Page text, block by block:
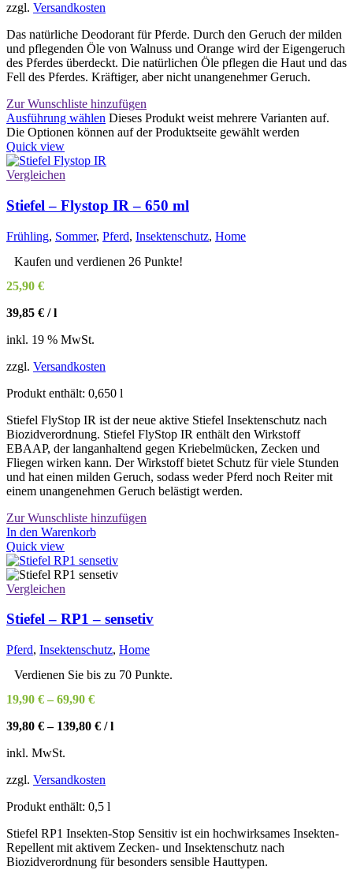
zzgl. Versandkosten
Das natürliche Deodorant für Pferde. Durch den Geruch der milden
und pflegenden Öle von Walnuss und Orange wird der Eigengeruch
des Pferdes überdeckt. Die natürlichen Öle pflegen die Haut und das
Fell des Pferdes. Kräftiger, aber nicht unangenehmer Geruch.
Zur Wunschliste hinzufügen
Ausführung wählen Dieses Produkt weist mehrere Varianten auf.
Die Optionen können auf der Produktseite gewählt werden
Quick view
Vergleichen
Stiefel – Flystop IR – 650 ml
Frühling, Sommer, Pferd, Insektenschutz, Home
Kaufen und verdienen 26 Punkte!
25,90 €
39,85 € /l
inkl. 19 % MwSt.
zzgl. Versandkosten
Produkt enthält: 0,650 l
Stiefel FlyStop IR ist der neue aktive Stiefel Insektenschutz nach
Biozidverordnung. Stiefel FlyStop IR enthält den Wirkstoff
EBAAP, der langanhaltend gegen Kriebelmücken, Zecken und
Fliegen wirken kann. Der Wirkstoff bietet Schutz für viele Stunden
und hat einen milden Geruch, sodass weder Pferd noch Reiter mit
einem unangenehmen Geruch belästigt werden.
Zur Wunschliste hinzufügen
In den Warenkorb
Quick view
Vergleichen
Stiefel – RP1 – sensetiv
Pferd, Insektenschutz, Home
Verdienen Sie bis zu 70 Punkte.
19,90 € – 69,90 €
39,80 €– 139,80 € /l
inkl. MwSt.
zzgl. Versandkosten
Produkt enthält: 0,5 l
Stiefel RP1 Insekten-Stop Sensitiv ist ein hochwirksames Insekten-
Repellent mit aktivem Zecken- und Insektenschutz nach
Biozidverordnung für besonders sensible Hauttypen.